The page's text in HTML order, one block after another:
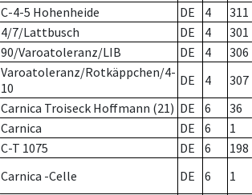
C-4-5 Hohenheide DE 4 311
4/7/Lattbusch DE 4 301
90/Varoatoleranz/LIB DE 4 306
Varoatoleranz/Rotkäppchen/4-
10
DE 4 307
Carnica Troiseck Hoffmann (21) DE 6 36
Carnica DE 6 1
C-T 1075 DE 6 198
Carnica -Celle DE 6 1